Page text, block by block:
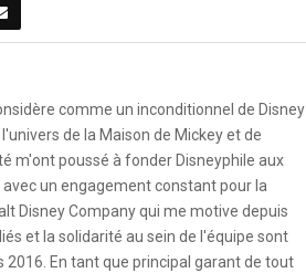
comme un inconditionnel de Disney
de la Maison de Mickey et de
m'ont poussé à fonder Disneyphile aux
un engagement constant pour la
Disney Company qui me motive depuis
et la solidarité au sein de l'équipe sont
En tant que principal garant de tout